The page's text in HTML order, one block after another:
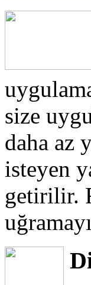
size
daha az
isteyen
getirilir.